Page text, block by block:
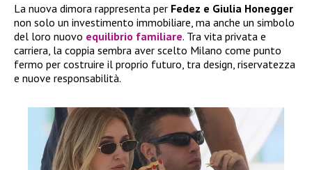
La nuova dimora rappresenta per Fedez e Giulia Honegger
non solo un investimento immobiliare, ma anche un simbolo
del loro nuovo equilibrio familiare. Tra vita privata e
carriera, la coppia sembra aver scelto Milano come punto
fermo per costruire il proprio futuro, tra design, riservatezza
e nuove responsabilità.